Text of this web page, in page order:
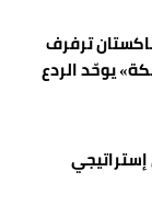
ترفرف
يوحّد الردع